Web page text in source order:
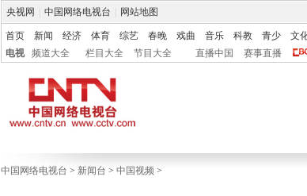
央视网 中国网络电视台 网站地图
首页 新闻 经济 体育 综艺 春晚 戏曲 音乐 科教 青少 文
电视
频道大全 栏目大全 节目大全 直播中国 赛事直播
中国网络电视台 > 新闻台 > 中国视频 >